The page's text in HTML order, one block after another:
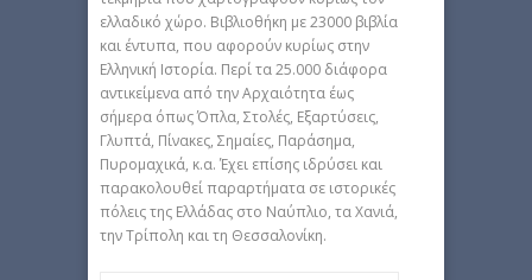
ελλαδικό χώρο. Βιβλιοθήκη με 23000 βιβλία
και έντυπα, που αφορούν κυρίως στην
Ελληνική Ιστορία. Περί τα 25.000 διάφορα
αντικείμενα από την Αρχαιότητα έως
σήμερα όπως Όπλα, Στολές, Εξαρτύσεις,
Γλυπτά, Πίνακες, Σημαίες, Παράσημα,
Πυρομαχικά, κ.α. Έχει επίσης ιδρύσει και
παρακολουθεί παραρτήματα σε ιστορικές
πόλεις της Ελλάδας στο Ναύπλιο, τα Χανιά,
την Τρίπολη και τη Θεσσαλονίκη.